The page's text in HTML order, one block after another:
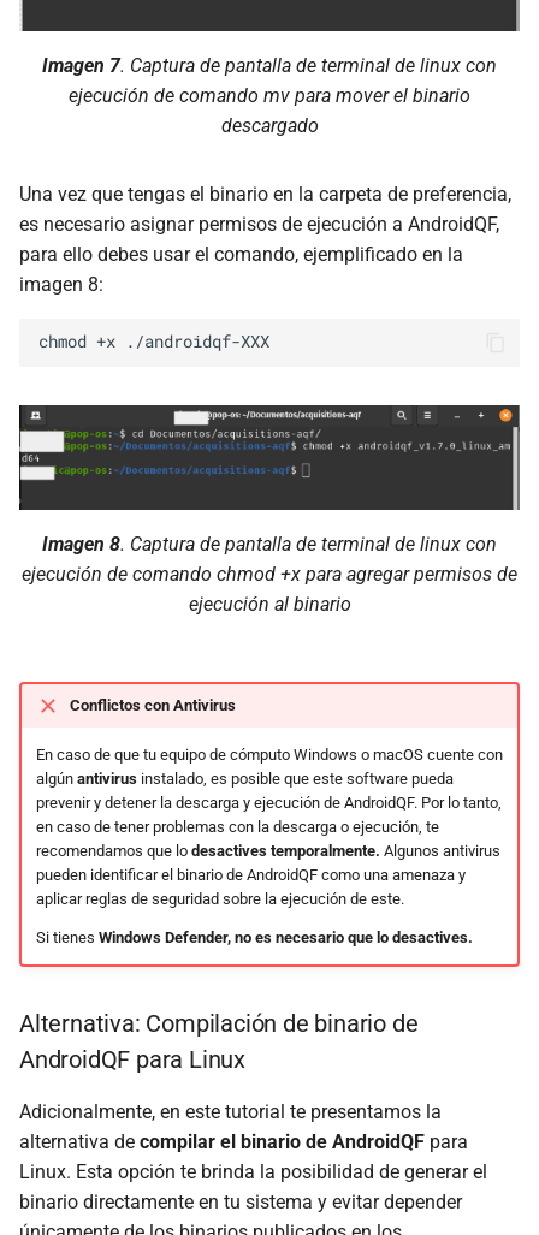
Imagen 7. Captura de pantalla de terminal de linux con
ejecución de comando mv para mover el binario
descargado
Una vez que tengas el binario en la carpeta de preferencia,
es necesario asignar permisos de ejecución a AndroidQF,
para ello debes usar el comando, ejemplificado en la
imagen 8:
chmod +x
Imagen 8. Captura de pantalla de terminal de linux con
ejecución de comando chmod +x para agregar permisos de
ejecución al binario
Conflictos con Antivirus
En caso de que tu equipo de cómputo Windows o macOS cuente con
algún antivirusinstalado, es posible que este software pueda
prevenir y detener la descarga y ejecución de AndroidQF. Por lo tanto,
en caso de tener problemas con la descarga o ejecución, te
recomendamos que lo desactives temporalmente. Algunos antivirus
pueden identificar el binario de AndroidQF como una amenaza y
aplicar reglas de seguridad sobre la ejecución de este.
Si tienes Windows Defender, no es necesario que lo desactives.
Alternativa: Compilación de binario de
AndroidQF para Linux
Adicionalmente, en este tutorial te presentamos la
alternativa de compilar el binario de AndroidQF para
Linux. Esta opción te brinda la posibilidad de generar el
binario directamente en tu sistema y evitar depender